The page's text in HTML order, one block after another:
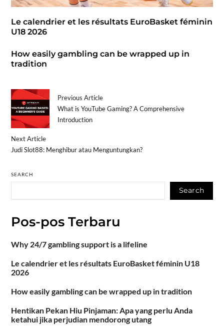
Le calendrier et les résultats EuroBasket féminin
U18 2026
How easily gambling can be wrapped up in
tradition
Previous Article
What is YouTube Gaming? A Comprehensive
Introduction
Next Article
Judi Slot88: Menghibur atau Menguntungkan?
SEARCH
Search
Pos-pos Terbaru
Why 24/7 gambling support is a lifeline
Le calendrier et les résultats EuroBasket féminin U18
2026
How easily gambling can be wrapped up in tradition
Hentikan Pekan Hiu Pinjaman: Apa yang perlu Anda
ketahui jika perjudian mendorong utang